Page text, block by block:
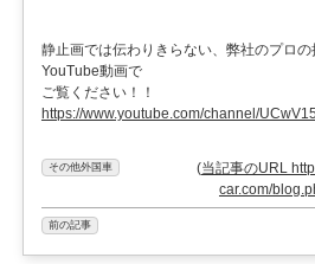
静止画では伝わりきらない、弊社のプロの
YouTube動画で
ご覧ください！！
https://www.youtube.com/channel/
その他外国車 (当記事のURL
car.com/
前の記事